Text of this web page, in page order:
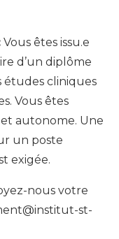
Vous êtes issu.e
d’un diplôme
études cliniques
Vous êtes
autonome. Une
un poste
exigée.
nous votre
st-